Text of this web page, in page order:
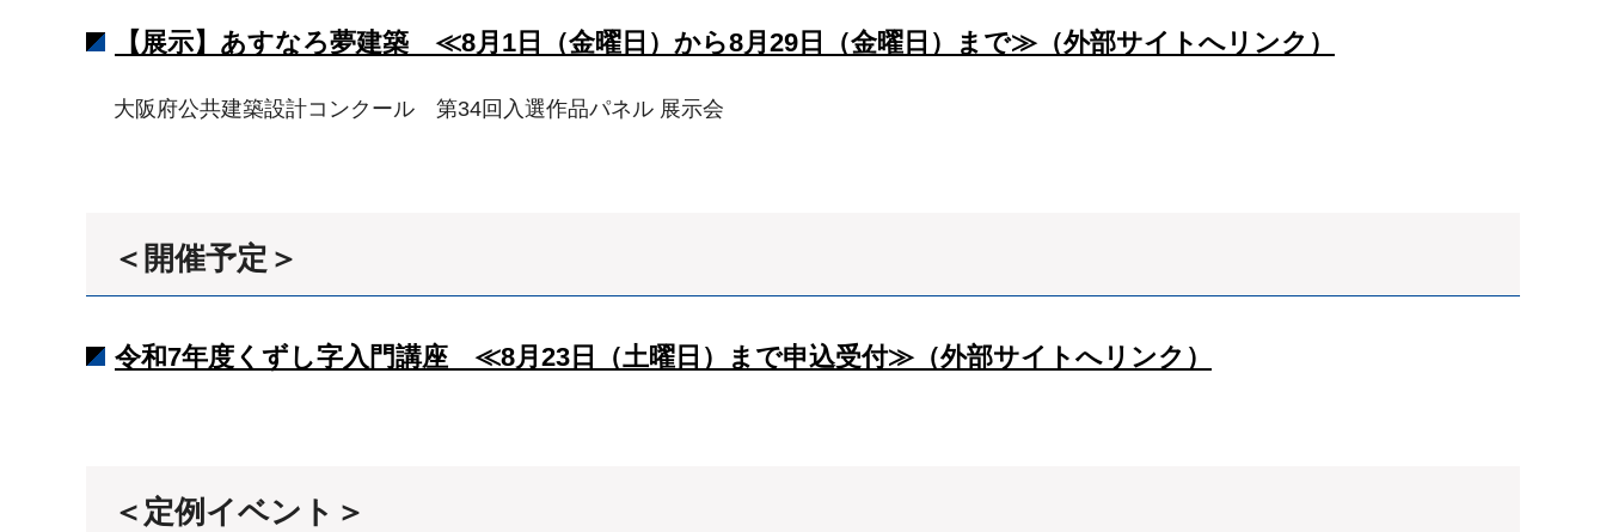
【展示】あすなろ夢建築 ≪8月1日（金曜日）から8月29日（金曜日）まで≫（外部サイトへリンク）
大阪府公共建築設計コンクール 第34回入選作品パネル 展示会
＜開催予定＞
令和7年度くずし字入門講座 ≪8月23日（土曜日）まで申込受付≫（外部サイトへリンク）
＜定例イベント＞